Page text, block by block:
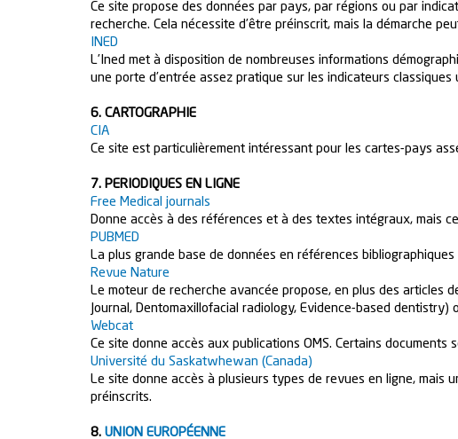
Ce site propose des données par pays, par régions ou par
recherche. Cela nécessite d’être préinscrit, mais la démarche
INED
L’Ined met à disposition de nombreuses informations
une porte d’entrée assez pratique sur les indicateurs classiques
6. CARTOGRAPHIE
CIA
Ce site est particulièrement intéressant pour les cartes-pays
7. PERIODIQUES EN LIGNE
Free Medical journals
Donne accès à des références et à des textes intégraux, mais
PUBMED
La plus grande base de données en références
Revue Nature
Le moteur de recherche avancée propose, en plus des articles
Journal, Dentomaxillofacial radiology, Evidence-based
Webcat
Ce site donne accès aux publications OMS. Certains
Université du Saskatwhewan (Canada)
Le site donne accès à plusieurs types de revues en ligne, mais
préinscrits.
8. UNION EUROPÉENNE